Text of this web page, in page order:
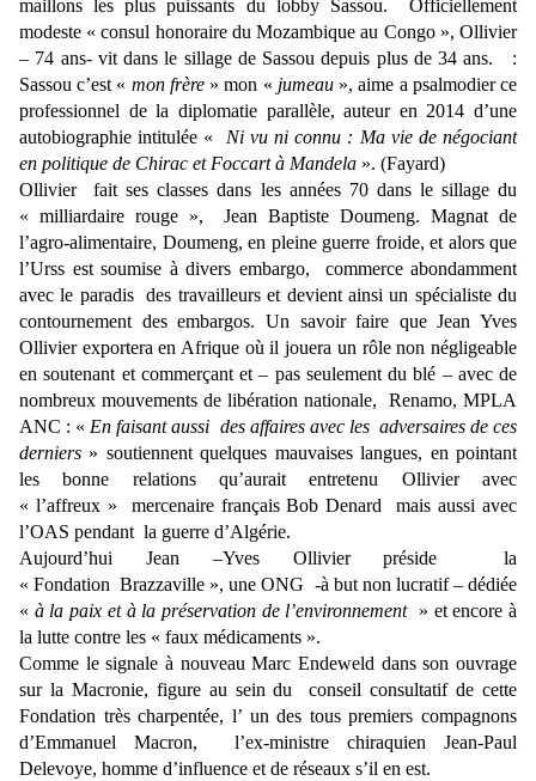
maillons les plus puissants du lobby Sassou. Officiellement
modeste « consul honoraire du Mozambique au Congo », Ollivier
– 74 ans- vit dans le sillage de Sassou depuis plus de 34 ans. :
Sassou c’est « mon frère » mon « jumeau», aime a psalmodier ce
professionnel de la diplomatie parallèle, auteur en 2014 d’une
autobiographie intitulée « Ni vu ni connu : Ma vie de négociant
en politique de Chirac et Foccart à Mandela ». (Fayard)
Ollivier fait ses classes dans les années 70 dans le sillage du
« milliardaire rouge », Jean Baptiste Doumeng. Magnat de
l’agro-alimentaire, Doumeng, en pleine guerre froide, et alors que
l’Urss est soumise à divers embargo, commerce abondamment
avec le paradis des travailleurs et devient ainsi un spécialiste du
contournement des embargos. Un savoir faire que Jean Yves
Ollivier exportera en Afrique où il jouera un rôle non négligeable
en soutenant et commerçant et – pas seulement du blé – avec de
nombreux mouvements de libération nationale, Renamo, MPLA
ANC : « En faisant aussi des affaires avec les adversaires de ces
derniers » soutiennent quelques mauvaises langues, en pointant
les bonne relations qu’aurait entretenu Ollivier avec
« l’affreux » mercenaire français Bob Denard mais aussi avec
l’OAS pendant la guerre d’Algérie.
Aujourd’hui Jean –Yves Ollivier préside la
« Fondation Brazzaville », une ONG -à but non lucratif – dédiée
« à la paix et à la préservation de l’environnement » et encore à
la lutte contre les « faux médicaments ».
Comme le signale à nouveau Marc Endeweld dans son ouvrage
sur la Macronie, figure au sein du conseil consultatif de cette
Fondation très charpentée, l’ un des tous premiers compagnons
d’Emmanuel Macron, l’ex-ministre chiraquien Jean-Paul
Delevoye, homme d’influence et de réseaux s’il en est.